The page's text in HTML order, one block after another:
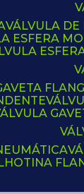
VÁLVULA
ESFERA
VÁLVULA